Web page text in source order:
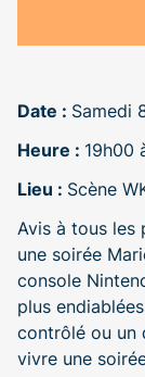
Date : Samedi
Heure : 19h00
Lieu : Scène
Avis à tous les
une soirée
console
plus
contrôlé ou un
vivre une